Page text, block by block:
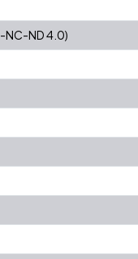
NC-ND 4.0)